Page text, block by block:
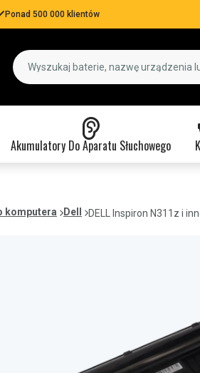
Ponad 500 000 klientów
Akumulatory Do Aparatu Słuchowego
komputera Dell DELL Inspiron N311z i